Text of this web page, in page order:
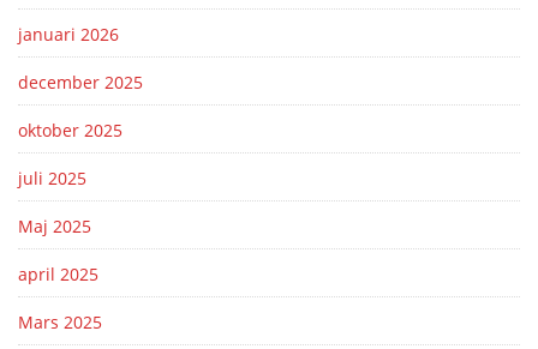
januari 2026
december 2025
oktober 2025
juli 2025
Maj 2025
april 2025
Mars 2025